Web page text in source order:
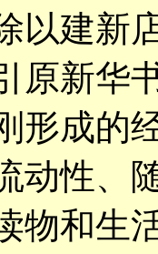
以建新
原新华
形成的
动性、
物和生